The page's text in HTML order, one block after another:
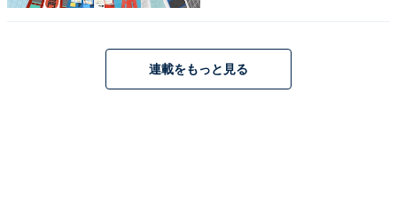
連載をもっと見る